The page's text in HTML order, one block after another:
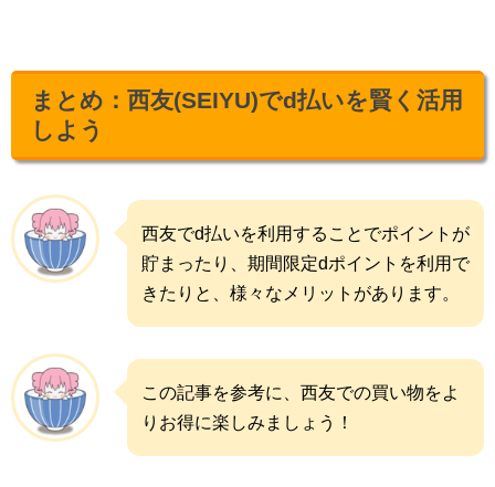
まとめ：西友(SEIYU)でd払いを賢く活用
しよう
西友でd払いを利用することでポイントが
貯まったり、期間限定dポイントを利用で
きたりと、様々なメリットがあります。
この記事を参考に、西友での買い物をよ
りお得に楽しみましょう！